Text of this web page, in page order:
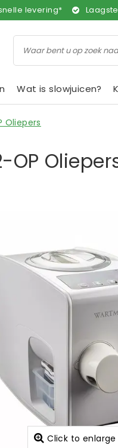
levering*
Wat is slowjuicen?
Oliepers
Click to enlarge